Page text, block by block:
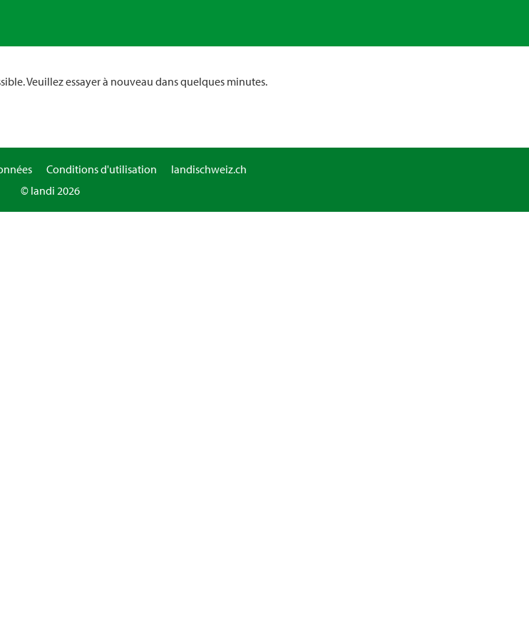
Veuillez essayer à nouveau dans quelques minutes.
Conditions d'utilisation
landischweiz.ch
© landi 2026